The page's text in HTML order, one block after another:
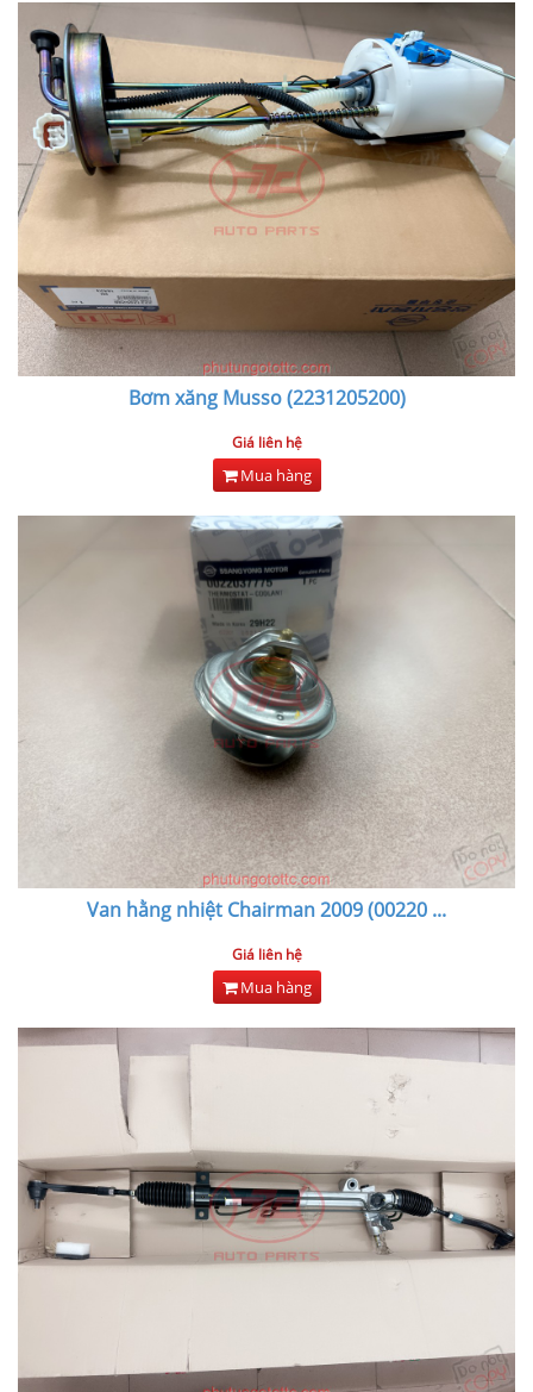
Bơm xăng Musso (2231205200)
Giá liên hệ
Mua hàng
Van hằng nhiệt Chairman 2009 (00220 ...
Giá liên hệ
Mua hàng